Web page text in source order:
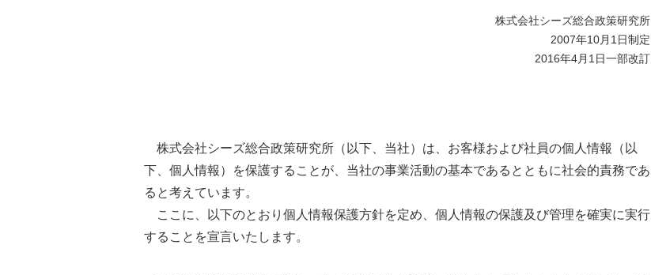
株式会社シーズ総合政策研究所
2007年10月1日制定
2016年4月1日一部改訂
株式会社シーズ総合政策研究所（以下、当社）は、お客様および社員の個人情報（以
下、個人情報）を保護することが、当社の事業活動の基本であるとともに社会的責務であ
ると考えています。
ここに、以下のとおり個人情報保護方針を定め、個人情報の保護及び管理を確実に実行
することを宣言いたします。